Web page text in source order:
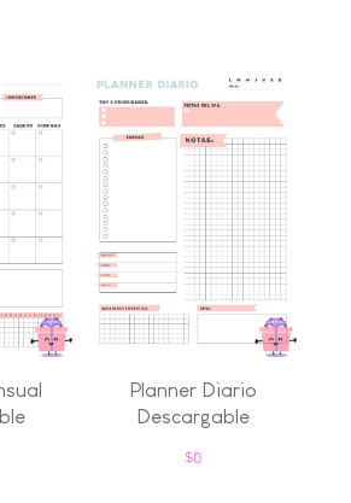
Planner Diario
Descargable
$0